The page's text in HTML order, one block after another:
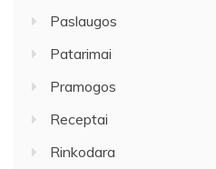
Paslaugos
Patarimai
Pramogos
Receptai
Rinkodara